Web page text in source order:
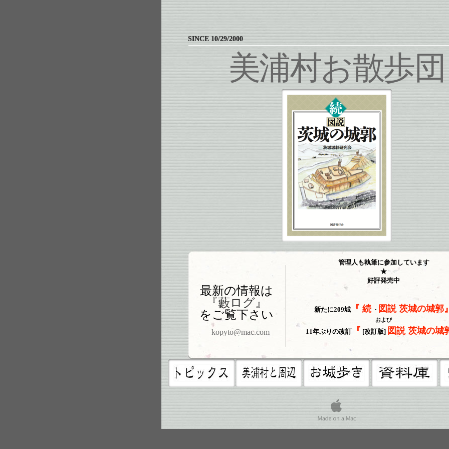
SINCE 10/29/2000
美浦村お散歩団
新たに209城 『 続 ・ 図説 茨城の城郭
および
11年ぶりの改訂『 [改訂版] 図説 茨城の城
最新の情報は
『藪ログ』
をご覧下さい
管理人も執筆に参加しています
★
好評発売中
kopyto@mac.com